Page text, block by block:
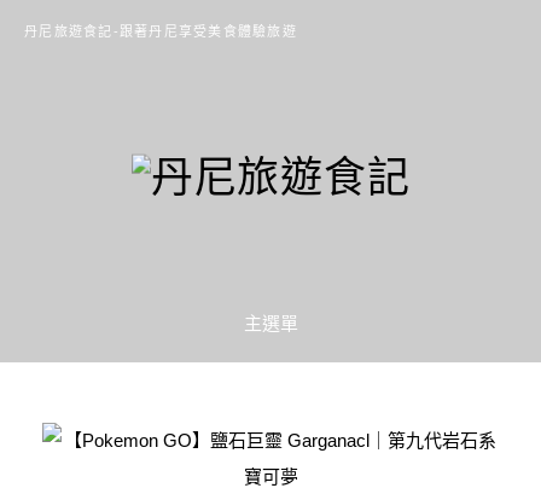
丹尼旅遊食記-跟著丹尼享受美食體驗旅遊
主選單